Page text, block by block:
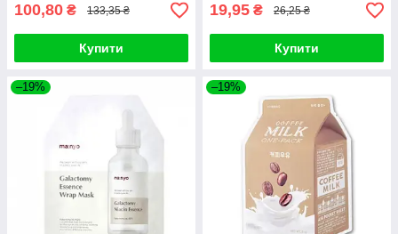
100,80 ₴ 133,35 ₴
Купити
19,95 ₴ 26,25 ₴
Купити
–19% –19%